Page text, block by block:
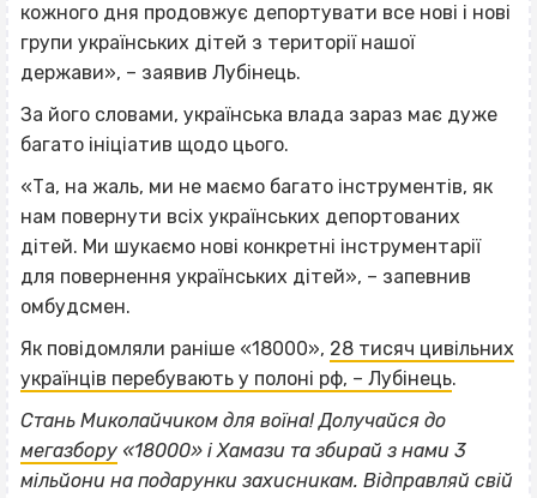
кожного дня продовжує депортувати все нові і нові
групи українських дітей з території нашої
держави», – заявив Лубінець.
За його словами, українська влада зараз має дуже
багато ініціатив щодо цього.
«Та, на жаль, ми не маємо багато інструментів, як
нам повернути всіх українських депортованих
дітей. Ми шукаємо нові конкретні інструментарії
для повернення українських дітей», – запевнив
омбудсмен.
Як повідомляли раніше «18000», 28 тисяч цивільних
українців перебувають у полоні рф, – Лубінець.
Стань Миколайчиком для воїна! Долучайся до
мегазбору «18000» і Хамази та збирай з нами 3
мільйони на подарунки захисникам. Відправляй свій